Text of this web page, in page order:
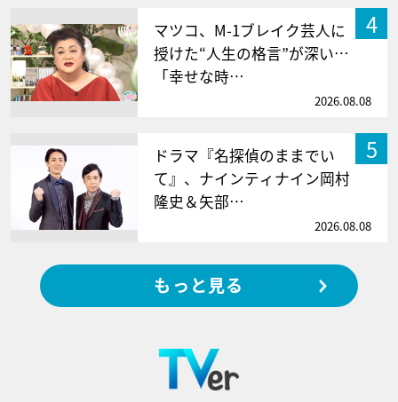
4
マツコ、M-1ブレイク芸人に
授けた“人生の格言”が深い…
「幸せな時…
2026.08.08
5
ドラマ『名探偵のままでい
て』、ナインティナイン岡村
隆史＆矢部…
2026.08.08
もっと見る